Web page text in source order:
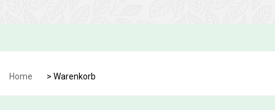
Home > Warenkorb